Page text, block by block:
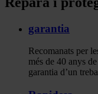
garantia
Recomanats per
més de 40 anys
garantia d’un